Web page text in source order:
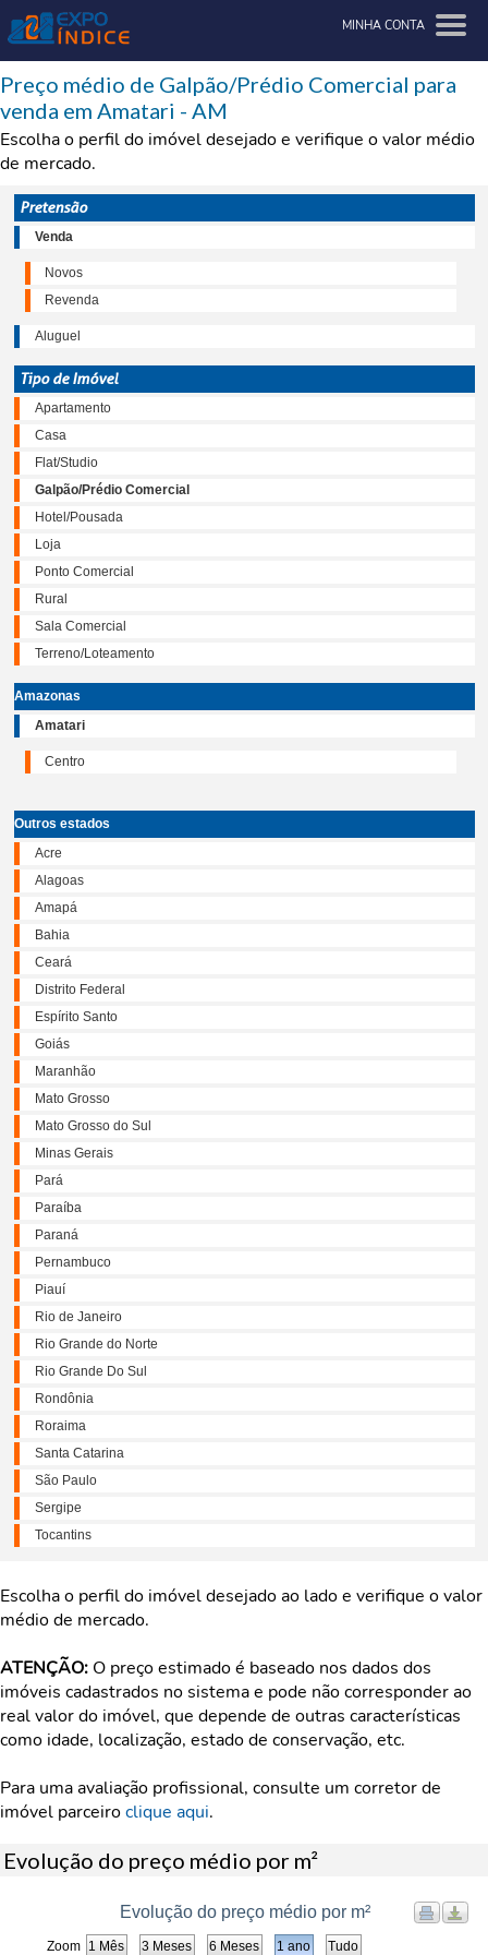
MINHA CONTA
Preço médio de Galpão/Prédio Comercial para
venda em Amatari - AM
Escolha o perfil do imóvel desejado e verifique o valor médio
de mercado.
Pretensão
Venda
Novos
Revenda
Aluguel
Tipo de Imóvel
Apartamento
Casa
Flat/Studio
Galpão/Prédio Comercial
Hotel/Pousada
Loja
Ponto Comercial
Rural
Sala Comercial
Terreno/Loteamento
Amazonas
Amatari
Centro
Outros estados
Acre
Alagoas
Amapá
Bahia
Ceará
Distrito Federal
Espírito Santo
Goiás
Maranhão
Mato Grosso
Mato Grosso do Sul
Minas Gerais
Pará
Paraíba
Paraná
Pernambuco
Piauí
Rio de Janeiro
Rio Grande do Norte
Rio Grande Do Sul
Rondônia
Roraima
Santa Catarina
São Paulo
Sergipe
Tocantins
Escolha o perfil do imóvel desejado ao lado e verifique o valor
médio de mercado.
ATENÇÃO: O preço estimado é baseado nos dados dos
imóveis cadastrados no sistema e pode não corresponder ao
real valor do imóvel, que depende de outras características
como idade, localização, estado de conservação, etc.
Para uma avaliação profissional, consulte um corretor de
imóvel parceiroclique aqui.
Evolução do preço médio por m²
Zoom
Evolução do preço médio por m²
1 Mês 3 Meses 6 Meses 1 ano Tudo